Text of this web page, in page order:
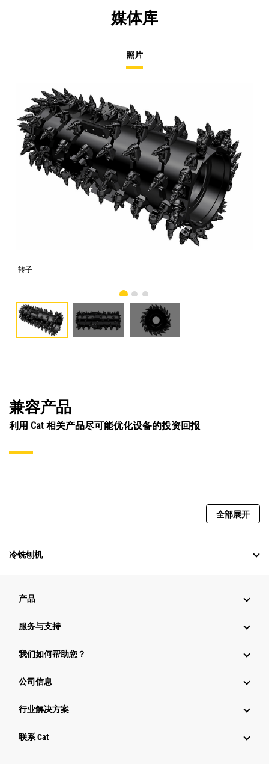
媒体库
照片
转子
兼容产品
利用 Cat 相关产品尽可能优化设备的投资回报
全部展开
冷铣刨机
产品
服务与支持
我们如何帮助您？
公司信息
行业解决方案
行业
联系 Cat